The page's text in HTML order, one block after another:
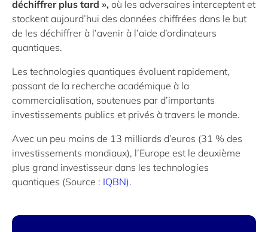
déchiffrer plus tard », où les adversaires interceptent et
stockent aujourd’hui des données chiffrées dans le but
de les déchiffrer à l’avenir à l’aide d’ordinateurs
quantiques.
Les technologies quantiques évoluent rapidement,
passant de la recherche académique à la
commercialisation, soutenues par d’importants
investissements publics et privés à travers le monde.
Avec un peu moins de 13 milliards d’euros (31 % des
investissements mondiaux), l’Europe est le deuxième
plus grand investisseur dans les technologies
quantiques (Source : IQBN).